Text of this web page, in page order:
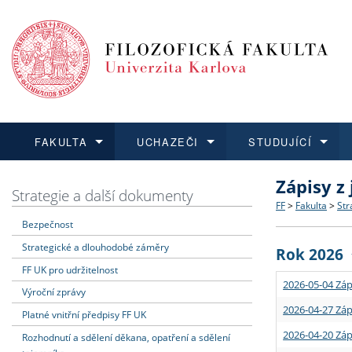
FAKULTA
Dozvědět se více
Struktura
Strategie
Podpora
UCHAZEČI
Podat přihlášku
Co
Učitelské
STUDUJÍCÍ
Dozvědět se více
Rigorózní
Dozvědět se více
O vědě a
Granty a
Dozvědět se více
Aktuální
Strategie a další dokumenty
Bezpečnost
Strategické a dlouhodobé záměry
FF UK pro udržitelnost
Výroční zprávy
Platné vnitřní předpisy FF UK
Rozhodnutí a sdělení děkana, opatření a sdělení
Zápisy
FF > Fakulta >
Rok 2026
2026-05-04
2026-04-27
2026-04-20